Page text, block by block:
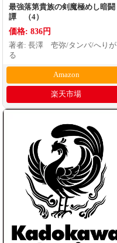
最強落第貴族の剣魔極めし暗闘
譚 （4）
価格: 836円
著者: 長澤 壱弥/タンバ/へりが
る
Amazon
楽天市場